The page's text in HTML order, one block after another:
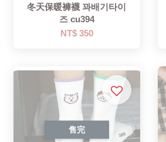
冬天保暖褲襪 꽈배기타이
즈 cu394
NT$ 350
售完